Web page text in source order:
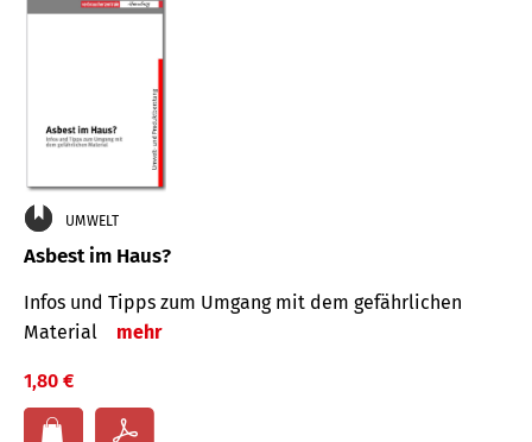
UMWELT
Asbest im Haus?
Infos und Tipps zum Um­gang mit dem ge­fähr­lichen
Mate­rial
mehr
1,80 €